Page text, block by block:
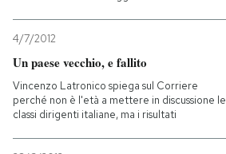
PODCAST
NEWSLETTER
4/7/2012
Un paese vecchio, e fallito
Vincenzo Latronico spiega sul Corriere
perché non è l'età a mettere in discussione le
classi dirigenti italiane, ma i risultati